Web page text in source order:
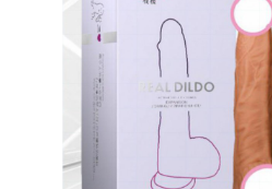
Bảo hành : 15
Những con số ấn
đầy phấn khích. 🌟